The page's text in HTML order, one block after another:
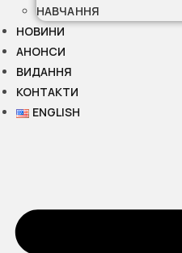
НАВЧАННЯ
НОВИНИ
АНОНСИ
ВИДАННЯ
КОНТАКТИ
ENGLISH